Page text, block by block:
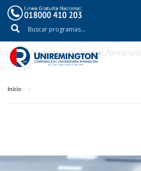
Warning
: Trying to access array
content/themes/eduma/inc/
line114
Inicio